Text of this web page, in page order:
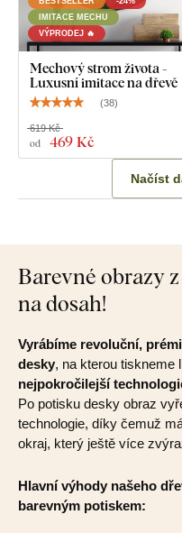
IMITACE MECHU
VÝPRODEJ 🔥
Mechový strom života -
Luxusní imitace na dřevě
(38)
od 469 Kč
619 Kč
Načíst
Barevné obrazy
na dosah!
Vyrábíme revoluční,
desky, na kterou tiskneme
nejpokročilejší
Po potisku desky obraz
technologie, díky čemuž
okraj, který ještě více
Hlavní výhody našeho
barevným potiskem: